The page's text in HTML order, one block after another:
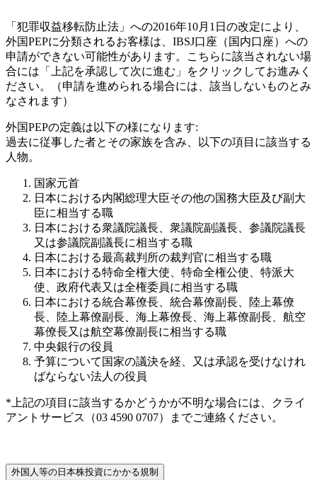
「犯罪収益移転防止法」への2016年10月1日の改定により、
外国PEPに分類されるお客様は、IBSJ口座（国内口座）への
申請ができない可能性があります。こちらに該当されない場
合には「上記を承認して次に進む」をクリックしてお進みく
ださい。（申請を進められる場合には、該当しないものとみ
なされます）
外国PEPの定義は以下の様になります:
過去に従事した者とその家族を含み、以下の項目に該当する
人物。
国家元首
日本における内閣総理大臣その他の国務大臣及び副大
臣に相当する職
日本における衆議院議長、衆議院副議長、参議院議長
又は参議院副議長に相当する職
日本における最高裁判所の裁判官に相当する職
日本における特命全権大使、特命全権公使、特派大
使、政府代表又は全権委員に相当する職
日本における統合幕僚長、統合幕僚副長、陸上幕僚
長、陸上幕僚副長、海上幕僚長、海上幕僚副長、航空
幕僚長又は航空幕僚副長に相当する職
中央銀行の役員
予算について国家の議決を経、又は承認を受けなけれ
ばならない法人の役員
*上記の項目に該当するかどうかが不明な場合には、クライ
アントサービス（03 4590 0707）までご連絡ください。
外国人等の日本株投資にかかる規制